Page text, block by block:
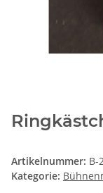
Artikelnummer: B-
Kategorie: